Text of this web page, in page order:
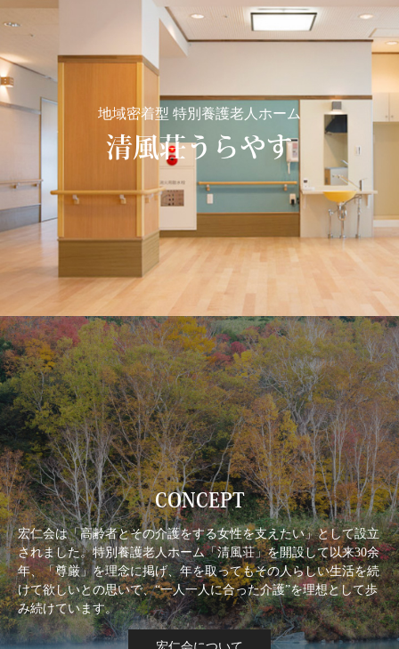
地域密着型 特別養護老人ホーム
清風荘うらやす
CONCEPT
宏仁会は「高齢者とその介護をする女性を支えたい」として設立
されました。特別養護老人ホーム「清風荘」を開設して以来30余
年、「尊厳」を理念に掲げ、年を取ってもその人らしい生活を続
けて欲しいとの思いで、“一人一人に合った介護”を理想として歩
み続けています。